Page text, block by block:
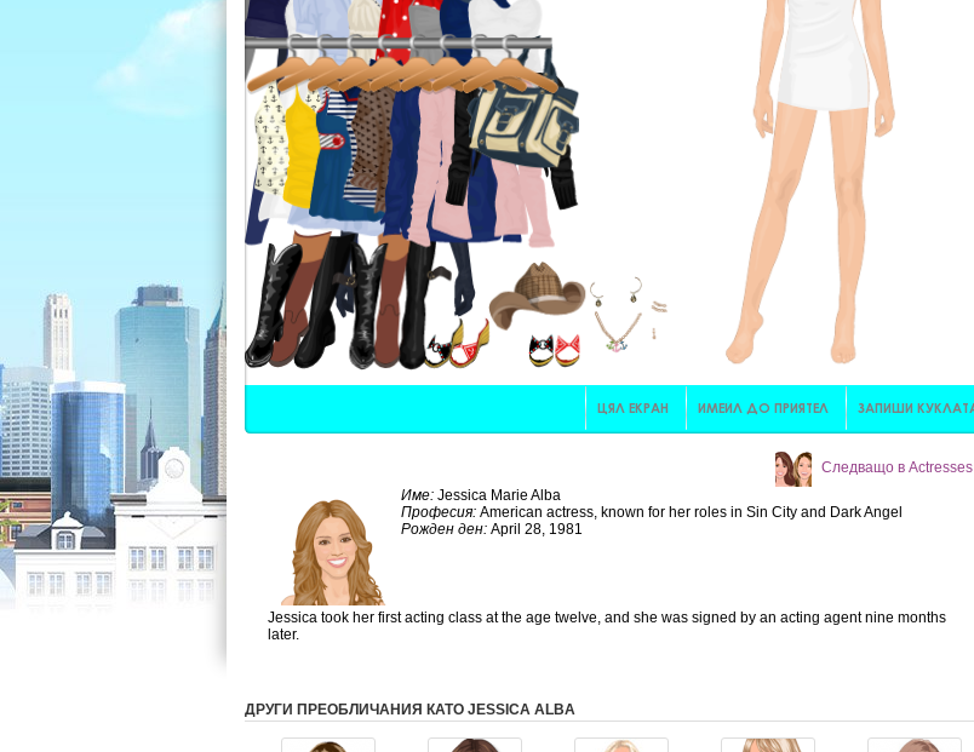
Следващо в Actresses
Име: Jessica Marie Alba
Професия: American actress, known for her roles in Sin City and Dark Angel
Рожден ден: April 28, 1981
Jessica took her first acting class at the age twelve, and she was signed by an acting agent nine months
later.
ДРУГИ ПРЕОБЛИЧАНИЯ КАТО JESSICA ALBA